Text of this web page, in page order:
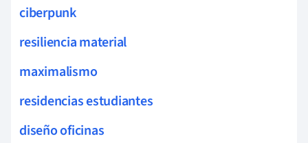
ciberpunk
resiliencia material
maximalismo
residencias estudiantes
diseño oficinas